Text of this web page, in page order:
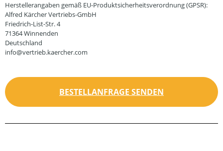
Herstellerangaben gemäß EU-Produktsicherheitsverordnung (GPSR):
Alfred Kärcher Vertriebs-GmbH
Friedrich-List-Str. 4
71364 Winnenden
Deutschland
info@vertrieb.kaercher.com
BESTELLANFRAGE SENDEN